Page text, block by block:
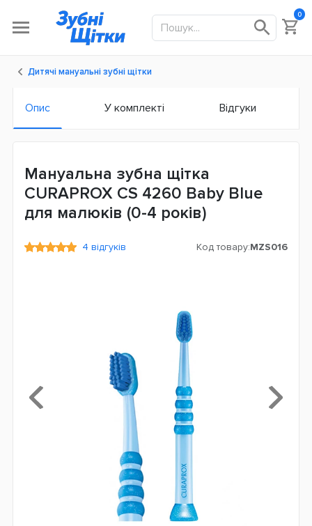
0
Дитячі мануальні зубні щітки
Опис У комплекті Відгуки
Мануальна зубна щітка
CURAPROX CS 4260 Baby Blue
для малюків (0-4 років)
4 відгуків Код товару:MZS016